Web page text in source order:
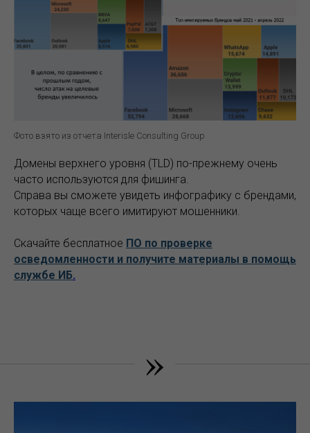
Фото взято из отчета Interisle Consulting Group
Домены верхнего уровня (TLD) по-прежнему очень
часто используются для фишинга.
Справа вы сможете увидеть инфографику с брендами,
которых чаще всего имитируют мошенники.
Скачайте бесплатное ПО по проверке
осведомленности и получите материалы в помощь
службе ИБ.
»